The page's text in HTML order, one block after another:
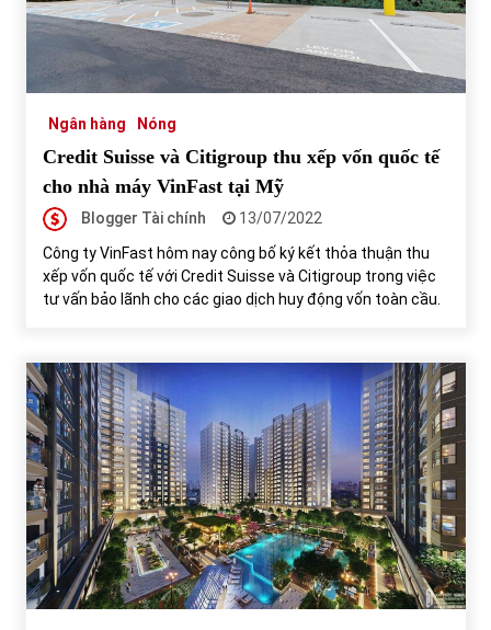
Tự doanh ngày 3.6.2022: CTCK mua ròng 28,7 tỷ đồng
06/06/2022
31/05/2022
31/05/2022
31/05/2022
S&P Ratings cập nhật xếp hạng tín nhiệm của
Vietcombank và Eximbank
31/05/2022
Chứng khoán ngày 30/5/2022: Top 10 cổ phiếu nổi bật
31/05/2022
Ngân hàng Nóng
Credit Suisse và Citigroup thu xếp vốn quốc tế
cho nhà máy VinFast tại Mỹ
Blogger Tài chính
13/07/2022
Công ty VinFast hôm nay công bố ký kết thỏa thuận thu
xếp vốn quốc tế với Credit Suisse và Citigroup trong việc
tư vấn bảo lãnh cho các giao dịch huy động vốn toàn cầu.